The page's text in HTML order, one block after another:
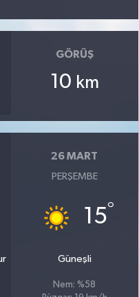
GÖRÜŞ
10 km
26 MART
PERŞEMBE
15°
Güneşli
Nem: %58